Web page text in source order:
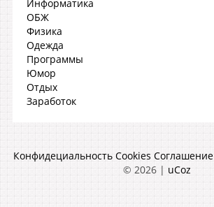
Информатика
ОБЖ
Физика
Одежда
Программы
Юмор
Отдых
Заработок
Конфидециальность Cookies Соглашение
© 2026| uCoz